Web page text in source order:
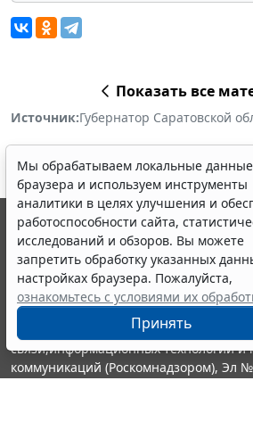
Показать все
Источник:Губернатор Саратовской
Мы обрабатываем локальные данные
браузера и используем инструменты
аналитики в целях улучшения и
работоспособности сайта,
исследований и обзоров. Вы можете
запретить обработку указанных
настройках браузера. Пожалуйста,
ознакомьтесь с условиями их
Принять
© ООО "НПП "ГАРАНТ-СЕРВИС", 2026.
выпускается с 1990 года. Компания
являются участниками Российской
информации ГАРАНТ.
Портал ГАРАНТ.РУ зарегистрирован в
издания Федеральной службой по
связи,информационных технологий и
коммуникаций (Роскомнадзором), Эл